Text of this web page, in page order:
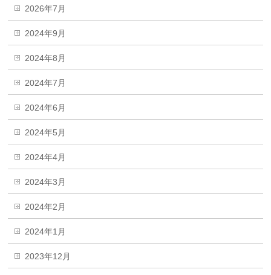
2026年7月
2024年9月
2024年8月
2024年7月
2024年6月
2024年5月
2024年4月
2024年3月
2024年2月
2024年1月
2023年12月